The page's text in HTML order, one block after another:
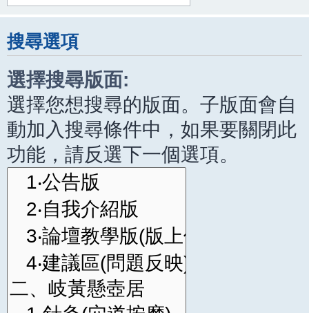
搜尋選項
選擇搜尋版面:
選擇您想搜尋的版面。子版面會自
動加入搜尋條件中，如果要關閉此
功能，請反選下一個選項。